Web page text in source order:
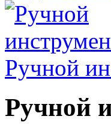
Ручной
Ручной